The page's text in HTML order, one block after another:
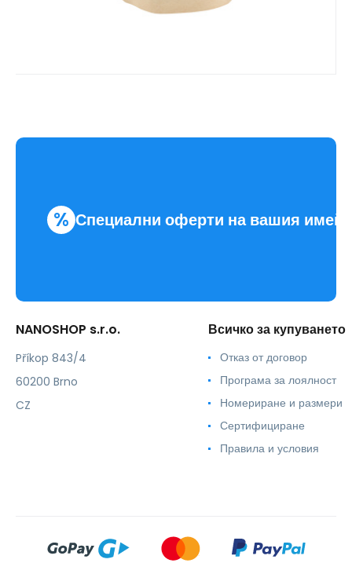
% Специални оферти на вашия
NANOSHOP s.r.o.
Příkop 843/4
60200 Brno
CZ
Всичко за купуването
Отказ от договор
Програма за лоялност
Номериране и размери
Сертифициране
Правила и условия